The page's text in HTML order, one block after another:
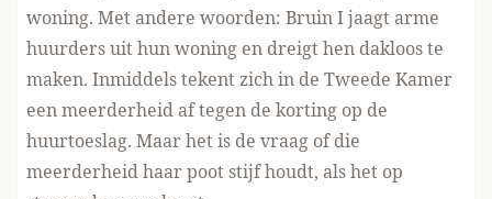
woning. Met andere woorden: Bruin I jaagt arme
huurders uit hun woning en dreigt hen dakloos te
maken. Inmiddels tekent zich in de Tweede Kamer
een meerderheid af tegen de korting op de
huurtoeslag. Maar het is de vraag of die
meerderheid haar poot stijf houdt, als het op